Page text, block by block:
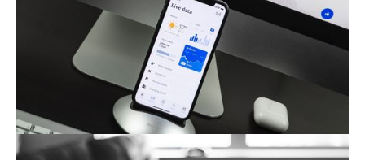
molestiae. Quo sed optio quia ducimus aut sed.‍
Branding UI Design